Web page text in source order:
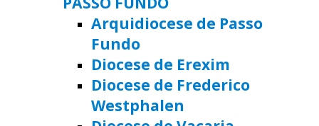
Arquidiocese de Passo
Fundo
Diocese de Erexim
Diocese de Frederico
Westphalen